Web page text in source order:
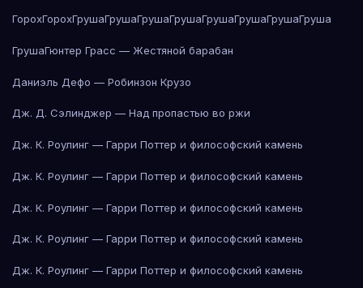
ГорохГорохГрушаГрушаГрушаГрушаГрушаГрушаГрушаГруша
ГрушаГюнтер Грасс — Жестяной барабан
Даниэль Дефо — Робинзон Крузо
Дж. Д. Сэлинджер — Над пропастью во ржи
Дж. К. Роулинг — Гарри Поттер и философский камень
Дж. К. Роулинг — Гарри Поттер и философский камень
Дж. К. Роулинг — Гарри Поттер и философский камень
Дж. К. Роулинг — Гарри Поттер и философский камень
Дж. К. Роулинг — Гарри Поттер и философский камень